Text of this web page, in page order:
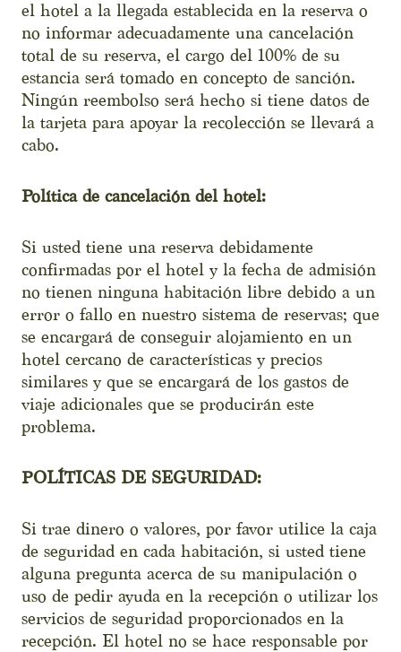
el hotel a la llegada establecida en la reserva o
no informar adecuadamente una cancelación
total de su reserva, el cargo del 100% de su
estancia será tomado en concepto de sanción.
Ningún reembolso será hecho si tiene datos de
la tarjeta para apoyar la recolección se llevará a
cabo.
Política de cancelación del hotel:
Si usted tiene una reserva debidamente
confirmadas por el hotel y la fecha de admisión
no tienen ninguna habitación libre debido a un
error o fallo en nuestro sistema de reservas; que
se encargará de conseguir alojamiento en un
hotel cercano de características y precios
similares y que se encargará de los gastos de
viaje adicionales que se producirán este
problema.
POLÍTICAS DE SEGURIDAD:
Si trae dinero o valores, por favor utilice la caja
de seguridad en cada habitación, si usted tiene
alguna pregunta acerca de su manipulación o
uso de pedir ayuda en la recepción o utilizar los
servicios de seguridad proporcionados en la
recepción. El hotel no se hace responsable por